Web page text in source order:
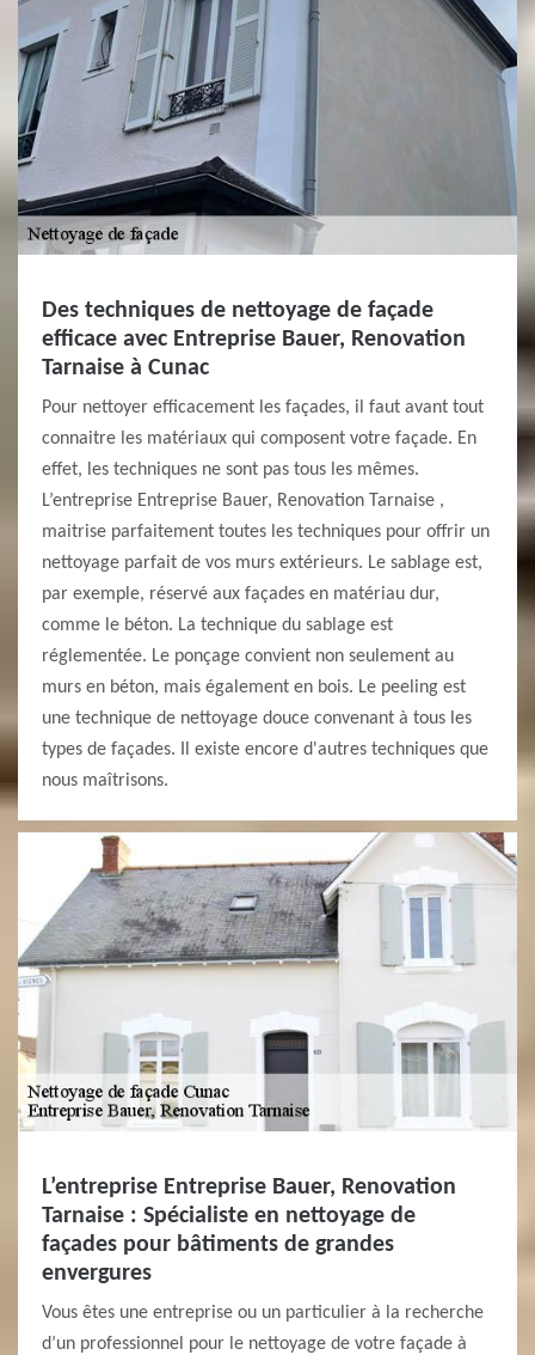
Des techniques de nettoyage de façade
efficace avec Entreprise Bauer, Renovation
Tarnaise à Cunac
Pour nettoyer efficacement les façades, il faut avant tout
connaitre les matériaux qui composent votre façade. En
effet, les techniques ne sont pas tous les mêmes.
L’entreprise Entreprise Bauer, Renovation Tarnaise ,
maitrise parfaitement toutes les techniques pour offrir un
nettoyage parfait de vos murs extérieurs. Le sablage est,
par exemple, réservé aux façades en matériau dur,
comme le béton. La technique du sablage est
réglementée. Le ponçage convient non seulement au
murs en béton, mais également en bois. Le peeling est
une technique de nettoyage douce convenant à tous les
types de façades. Il existe encore d'autres techniques que
nous maîtrisons.
L’entreprise Entreprise Bauer, Renovation
Tarnaise : Spécialiste en nettoyage de
façades pour bâtiments de grandes
envergures
Vous êtes une entreprise ou un particulier à la recherche
d’un professionnel pour le nettoyage de votre façade à